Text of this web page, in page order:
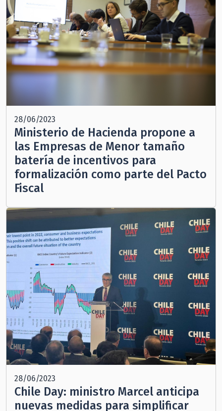
28/06/2023
Ministerio de Hacienda propone a
las Empresas de Menor tamaño
batería de incentivos para
formalización como parte del Pacto
Fiscal
28/06/2023
Chile Day: ministro Marcel anticipa
nuevas medidas para simplificar